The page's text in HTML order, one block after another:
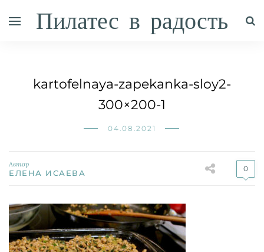
Пилатес в радость
kartofelnaya-zapekanka-sloy2-
300×200-1
04.08.2021
Автор
ЕЛЕНА ИСАЕВА 0